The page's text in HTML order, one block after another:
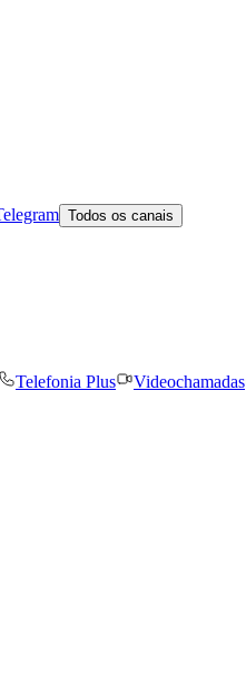
Todos os canais
Telefonia Plus Videochamadas